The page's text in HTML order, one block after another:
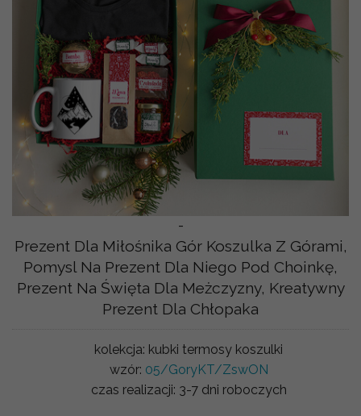
-
Prezent Dla Miłośnika Gór Koszulka Z Górami,
Pomysl Na Prezent Dla Niego Pod Choinkę,
Prezent Na Święta Dla Meżczyzny, Kreatywny
Prezent Dla Chłopaka
kolekcja: kubki termosy koszulki
wzór: 05/GoryKT/ZswON
czas realizacji: 3-7 dni roboczych